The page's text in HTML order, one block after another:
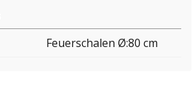
Feuerschalen Ø:80 cm